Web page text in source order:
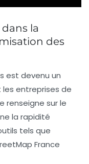
la
des
est devenu un
entreprises de
renseigne sur le
la rapidité
tels que
France